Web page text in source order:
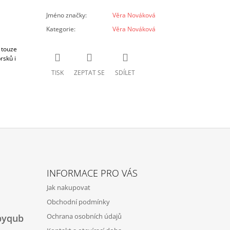
i
Jméno značky:
Věra Nováková
Kategorie: Věra Nováková
TISK ZEPTAT SE SDÍLET
INFORMACE PRO VÁS
Jak nakupovat
Obchodní podmínky
Ochrana osobních údajů